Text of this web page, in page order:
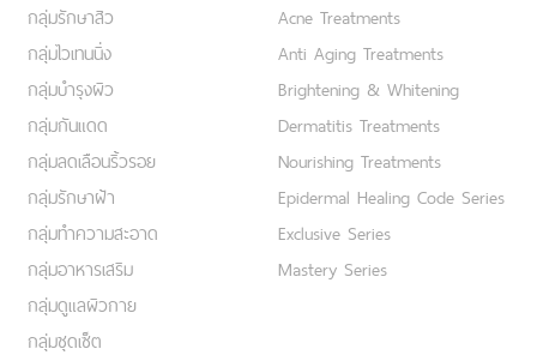
กลุ่มรักษาสิว
กลุ่มไวเทนนิ่ง
กลุ่มบำรุงผิว
กลุ่มกันแดด
กลุ่มลดเลือนริ้วรอย
กลุ่มรักษาฝ้า
กลุ่มทำความสะอาด
กลุ่มอาหารเสริม
กลุ่มดูแลผิวกาย
กลุ่มชุดเซ็ต
Acne Treatments
Anti Aging Treatments
Brightening & Whitening
Dermatitis Treatments
Nourishing Treatments
Epidermal Healing Code Series
Exclusive Series
Mastery Series